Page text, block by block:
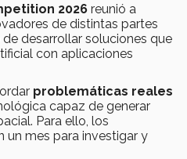
2026 reunió a
de distintas partes
desarrollar soluciones que
con aplicaciones
problemáticas reales
capaz de generar
Para ello, los
mes para investigar y